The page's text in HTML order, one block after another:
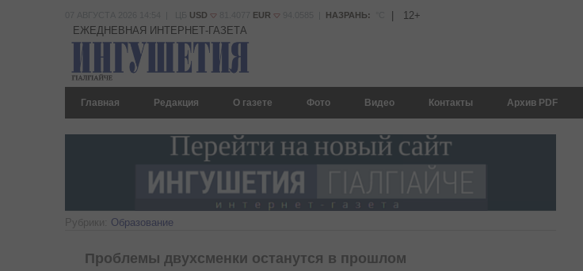
USD EUR НАЗРАНЬ: 12+
ЕЖЕДНЕВНАЯ ИНТЕРНЕТ-ГАЗЕТА
Главная Редакция О газете Фото Видео Контакты Архив PDF
Рубрики: Образование
Проблемы двухсменки останутся в прошлом